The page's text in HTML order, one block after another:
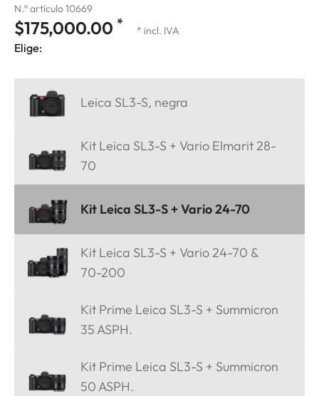
N.º artículo 10669
$175,000.00 * * incl. IVA
Elige:
Leica SL3-S, negra
Kit Leica SL3-S + Vario Elmarit 28-
70
Kit Leica SL3-S + Vario 24-70
Kit Leica SL3-S + Vario 24-70 &
70-200
Kit Prime Leica SL3-S + Summicron
35 ASPH.
Kit Prime Leica SL3-S + Summicron
50 ASPH.